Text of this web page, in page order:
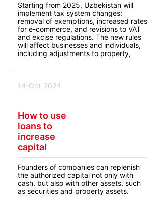
Starting from 2025, Uzbekistan will
implement tax system changes:
removal of exemptions, increased rates
for e-commerce, and revisions to VAT
and excise regulations. The new rules
will affect businesses and individuals,
including adjustments to property,
land, and individual entrepreneur taxes.
14-Oct-2024
How to use
loans to
increase
capital
Founders of companies can replenish
the authorized capital not only with
cash, but also with other assets, such
as securities and property assets.